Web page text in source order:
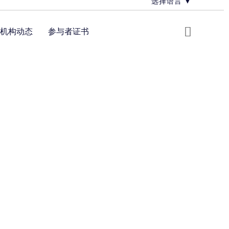
机构动态 参与者证书
▼